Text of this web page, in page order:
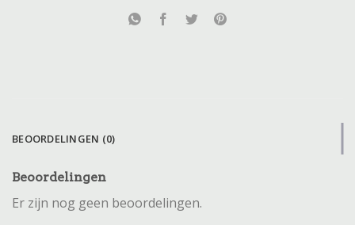
BEOORDELINGEN (0)
Beoordelingen
Er zijn nog geen beoordelingen.